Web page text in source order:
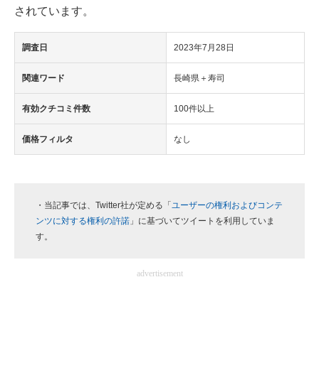
建設×テクノロジーの最前線
されています。
調査日 2023年7月28日
関連ワード 長崎県＋寿司
有効クチコミ件数 100件以上
価格フィルタ なし
・当記事では、Twitter社が定める「 ユーザーの権利およびコンテ
ンツに対する権利の許諾 」に基づいてツイートを利用していま
す。
advertisement